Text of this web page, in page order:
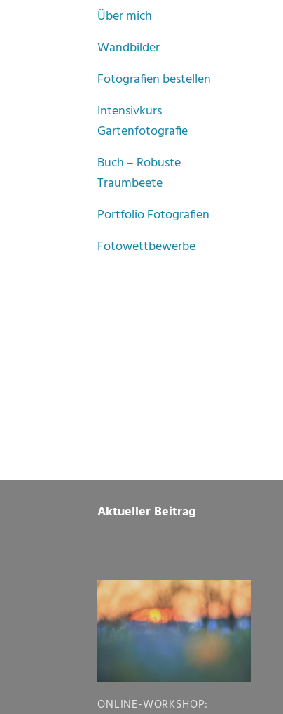
Über mich
Wandbilder
Fotografien bestellen
Intensivkurs
Gartenfotografie
Buch – Robuste
Traumbeete
Portfolio Fotografien
Fotowettbewerbe
Aktueller Beitrag
ONLINE-WORKSHOP: